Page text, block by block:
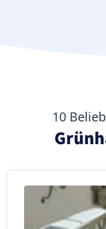
10